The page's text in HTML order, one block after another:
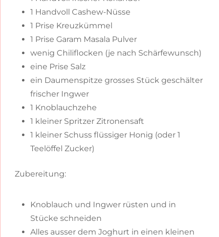
1 Handvoll Cashew-Nüsse
1 Prise Kreuzkümmel
1 Prise Garam Masala Pulver
wenig Chiliflocken (je nach Schärfewunsch)
eine Prise Salz
ein Daumenspitze grosses Stück geschälter
frischer Ingwer
1 Knoblauchzehe
1 kleiner Spritzer Zitronensaft
1 kleiner Schuss flüssiger Honig (oder 1
Teelöffel Zucker)
Zubereitung:
Knoblauch und Ingwer rüsten und in
Stücke schneiden
Alles ausser dem Joghurt in einen kleinen